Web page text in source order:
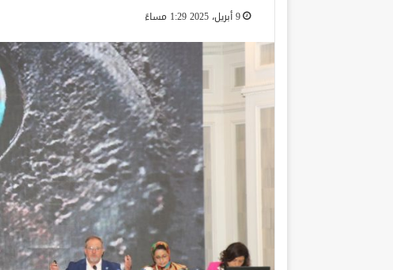
9 أبريل، 2025 1:29 مساءً